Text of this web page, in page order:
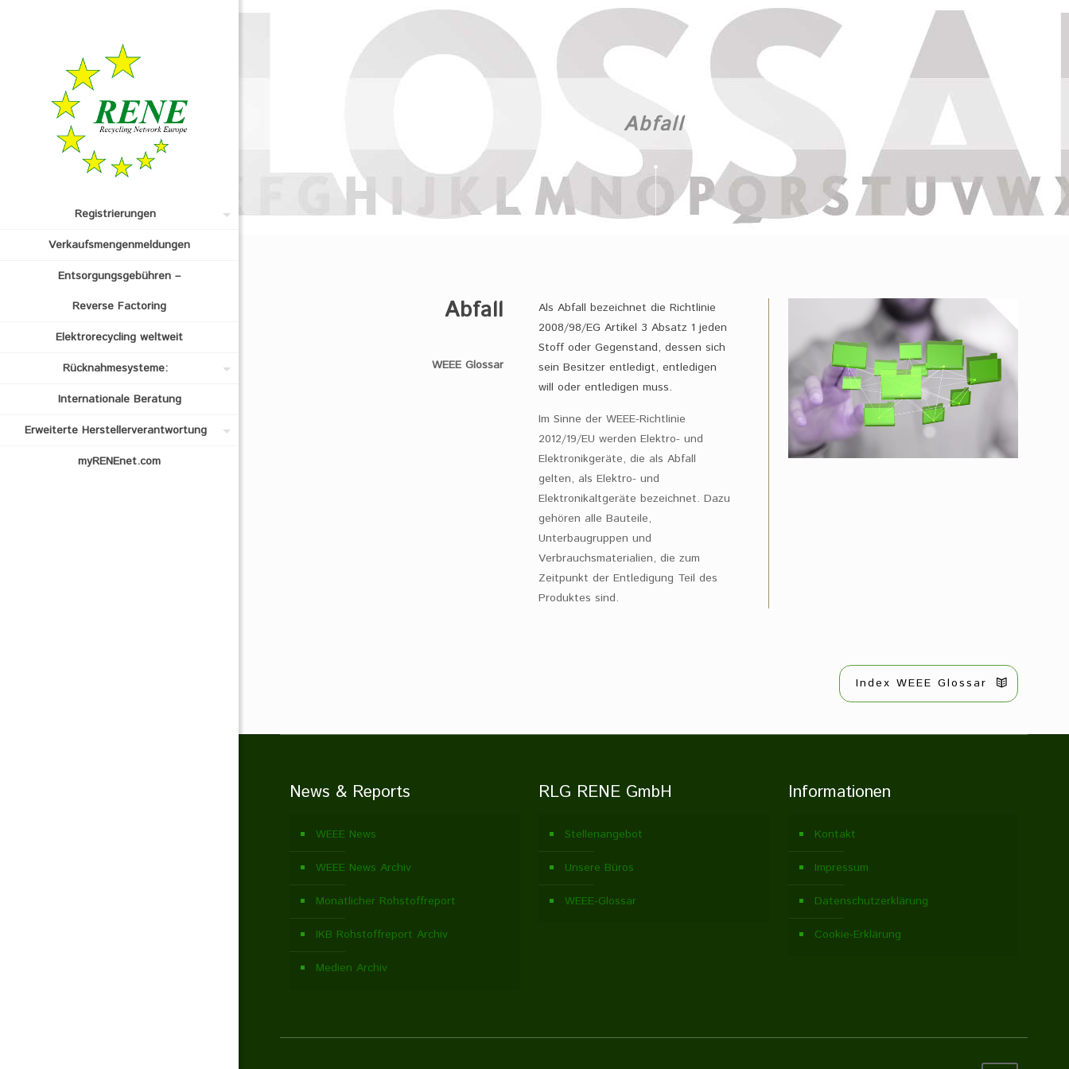
Registrierungen
Verkaufsmengenmeldungen
Entsorgungsgebühren –
Reverse Factoring
Elektrorecycling weltweit
Rücknahmesysteme:
Internationale Beratung
Erweiterte Herstellerverantwortung
myRENEnet.com
Abfall
Abfall
WEEE Glossar
Als Abfall bezeichnet die Richtlinie
2008/98/EG Artikel 3 Absatz 1 jeden
Stoff oder Gegenstand, dessen sich
sein Besitzer entledigt, entledigen
will oder entledigen muss.
Im Sinne der WEEE-Richtlinie
2012/19/EU werden Elektro- und
Elektronikgeräte, die als Abfall
gelten, als Elektro- und
Elektronikaltgeräte bezeichnet. Dazu
gehören alle Bauteile,
Unterbaugruppen und
Verbrauchsmaterialien, die zum
Zeitpunkt der Entledigung Teil des
Produktes sind.
Index WEEE Glossar
News & Reports
WEEE News
WEEE News Archiv
Monatlicher Rohstoffreport
IKB Rohstoffreport Archiv
Medien Archiv
RLG RENE GmbH
Stellenangebot
Unsere Büros
WEEE-Glossar
Informationen
Kontakt
Impressum
Datenschutzerklärung
Cookie-Erklärung